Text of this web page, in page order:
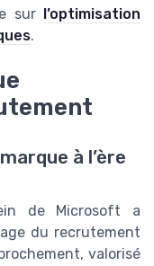
sur l’optimisation
.
à l’ère
de Microsoft a
du recrutement
valorisé